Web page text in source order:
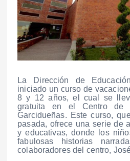
La Dirección de
iniciado un curso de
8 y 12 años, el cual se
gratuita en el Centro de
Garcidueñas. Este curso,
pasada, ofrece una serie de
y educativas, donde los
fabulosas historias
colaboradores del centro,